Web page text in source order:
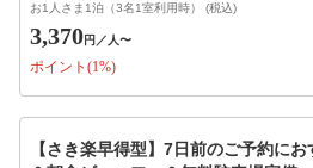
お1人さま1泊（3名1室利用時） (税込)
3,370円 ／人〜
ポイント(1%)
【さき楽早得型】7日前のご予約に